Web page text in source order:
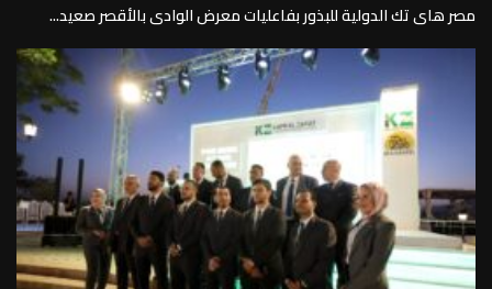
مصر هاى تك الدولية للبذور بفاعليات معرض الوادى بالأقصر صعيد...